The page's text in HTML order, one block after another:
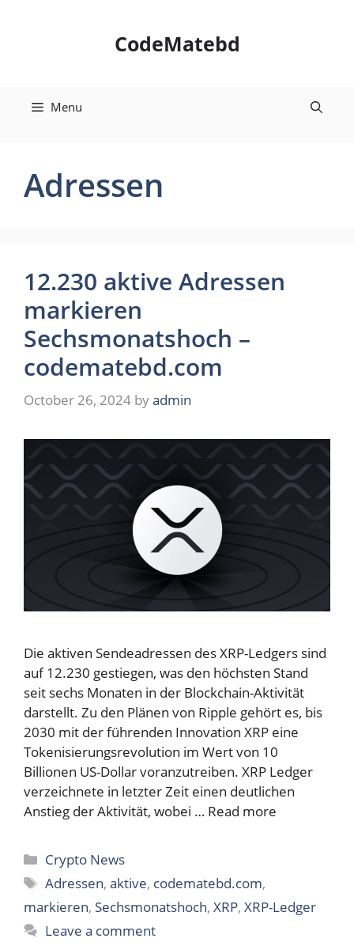
CodeMatebd
Menu
Adressen
12.230 aktive Adressen
markieren
Sechsmonatshoch –
codematebd.com
October 26, 2024 byadmin
Die aktiven Sendeadressen des XRP-Ledgers sind
auf 12.230 gestiegen, was den höchsten Stand
seit sechs Monaten in der Blockchain-Aktivität
darstellt. Zu den Plänen von Ripple gehört es, bis
2030 mit der führenden Innovation XRP eine
Tokenisierungsrevolution im Wert von 10
Billionen US-Dollar voranzutreiben. XRP Ledger
verzeichnete in letzter Zeit einen deutlichen
Anstieg der Aktivität, wobei … Read more
Categories
Crypto News
Tags
Adressen,aktive, codematebd.com,
markieren, Sechsmonatshoch, XRP, XRP-Ledger
Leave a comment